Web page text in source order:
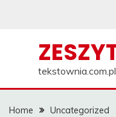
tekstownia.com.pl
Home
Uncategorized